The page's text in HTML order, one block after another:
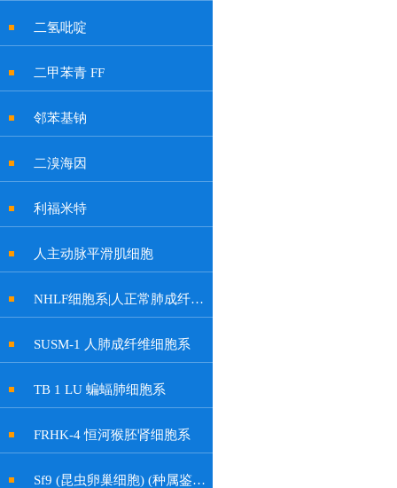
二氢吡啶
二甲苯青 FF
邻苯基钠
二溴海因
利福米特
人主动脉平滑肌细胞
NHLF细胞系|人正常肺成纤维细胞
SUSM-1 人肺成纤维细胞系
TB 1 LU 蝙蝠肺细胞系
FRHK-4 恒河猴胚肾细胞系
Sf9 (昆虫卵巢细胞) (种属鉴定正确)